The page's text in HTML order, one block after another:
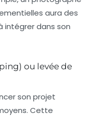
aura des
intégrer dans son
ou levée de
son projet
Cette